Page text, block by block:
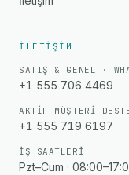
İLETIŞIM
SATIŞ & GENEL ·
+1 555 706 4469
AKTIF MÜŞTERI
+1 555 719 6197
İŞ SAATLERI
Pzt–Cum ·